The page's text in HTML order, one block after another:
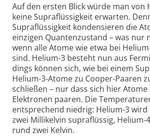
Auf den ersten Blick würde man von
keine Supra­flüssig­keit erwarten.
Supra­flüssig­keit konden­sieren die
einzigen Quanten­zustand – was nur
wenn alle Atome wie etwa bei
sind. Helium-3 besteht nun aus
dings können sich, wie bei einem
Helium-3-Atome zu Cooper-Paaren
schließen – nur dass sich hier
Elektronen paaren. Die
entsprechend niedrig: Helium-3
zwei Milli­kelvin supra­flüssig, Helium-
rund zwei Kelvin.